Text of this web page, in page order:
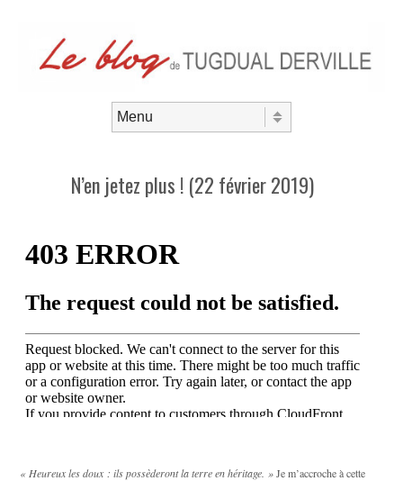
N’en jetez plus ! (22 février 2019)
« Heureux les doux : ils possèderont la terre en héritage. »Je m’accroche à cette